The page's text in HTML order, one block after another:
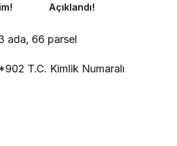
Açıklandı!
ada, 66 parsel
T.C. Kimlik Numaralı